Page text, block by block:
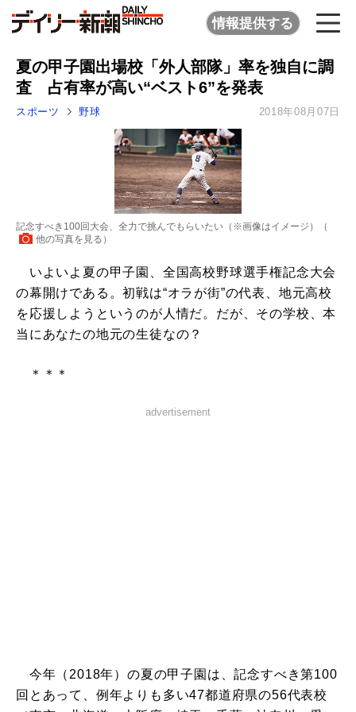
情報提供する
夏の甲子園出場校「外人部隊」率を独自に調
査 占有率が高い“ベスト6”を発表
スポーツ 野球 2018年08月07日
記念すべき100回大会、全力で挑んでもらいたい（※画像はイメージ）（
他の写真を見る ）
いよいよ夏の甲子園、全国高校野球選手権記念大会
の幕開けである。初戦は“オラが街”の代表、地元高校
を応援しようというのが人情だ。だが、その学校、本
当にあなたの地元の生徒なの？
＊＊＊
advertisement
今年（2018年）の夏の甲子園は、記念すべき第100
回とあって、例年よりも多い47都道府県の56代表校